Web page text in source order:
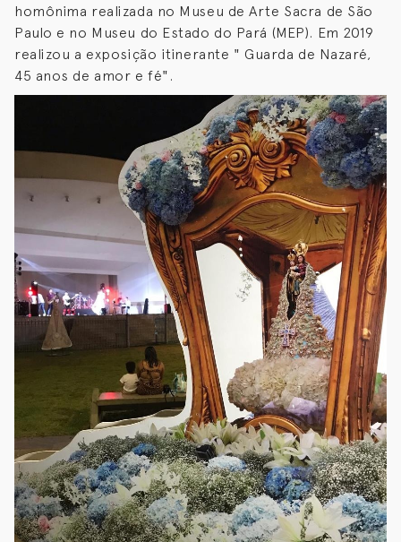
homônima realizada no Museu de Arte Sacra de São
Paulo e no Museu do Estado do Pará (MEP). Em 2019
realizou a exposição itinerante " Guarda de Nazaré,
45 anos de amor e fé".